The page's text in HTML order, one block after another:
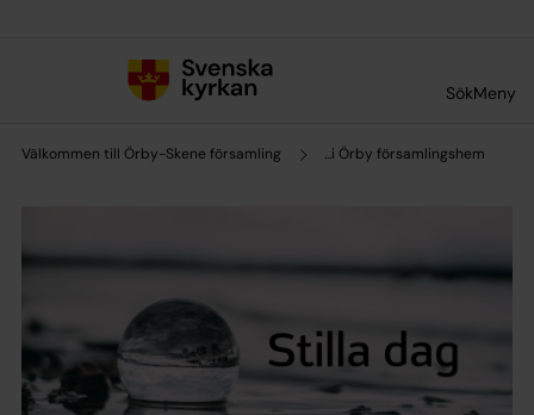
SökMeny
Välkommen till Örby-Skene församling ...i Örby församlingshem